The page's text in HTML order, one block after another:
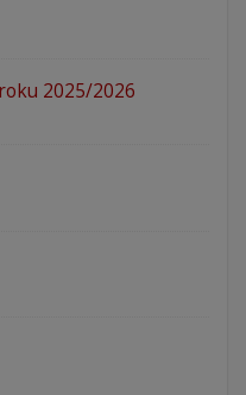
2025/2026